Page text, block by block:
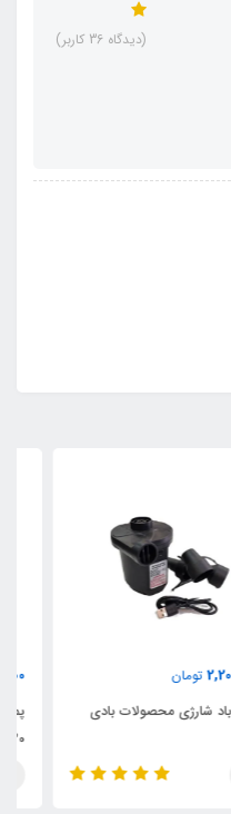
(دیدگاه 36 کاربر)
9,900,000
پمپ تصفیه آب فیلتری جدید مدل